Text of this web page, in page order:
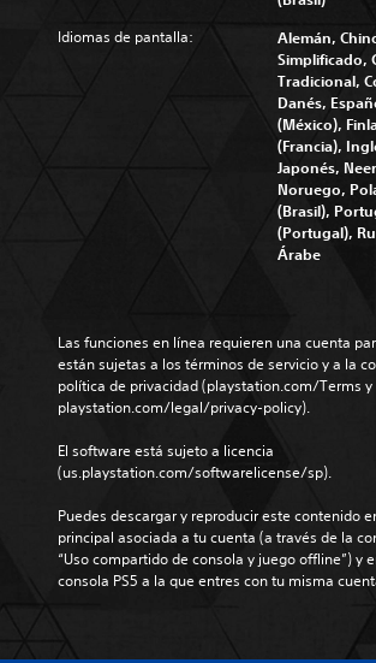
Idiomas de pantalla:
Alemán,
Simplificado,
Tradicional,
Danés,
(México),
(Francia),
Japonés,
Noruego,
(Brasil),
(Portugal),
Árabe
Las funciones en línea requieren una cuenta
están sujetas a los términos de servicio y a la
política de privacidad (playstation.com/Terms y
playstation.com/legal/privacy-policy).
El software está sujeto a licencia
(us.playstation.com/softwarelicense/sp).
Puedes descargar y reproducir este contenido
principal asociada a tu cuenta (a través de la
“Uso compartido de consola y juego offline”) y
consola PS5 a la que entres con tu misma